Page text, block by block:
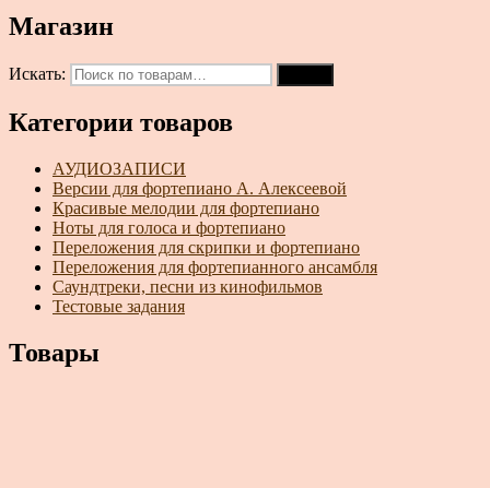
Магазин
Искать:
Категории товаров
АУДИОЗАПИСИ
Версии для фортепиано А. Алексеевой
Красивые мелодии для фортепиано
Ноты для голоса и фортепиано
Переложения для скрипки и фортепиано
Переложения для фортепианного ансамбля
Саундтреки, песни из кинофильмов
Тестовые задания
Товары